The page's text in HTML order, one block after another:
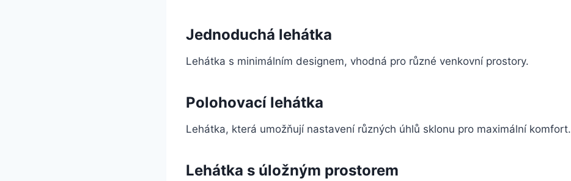
Jednoduchá lehátka
Lehátka s minimálním designem, vhodná pro různé venkovní prostory.
Polohovací lehátka
Lehátka, která umožňují nastavení různých úhlů sklonu pro maximální komfort.
Lehátka s úložným prostorem